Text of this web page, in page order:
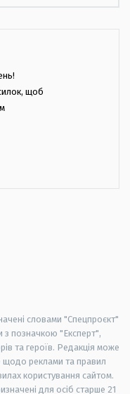
щоб
словами "Спецпроєкт"
з позначкою "Експерт",
та героїв. Редакція може
щодо реклами та правил
користування сайтом.
для осіб старше 21